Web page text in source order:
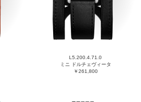
L5.200.4.71.0
ミニ ドルチェヴィータ
￥261,800